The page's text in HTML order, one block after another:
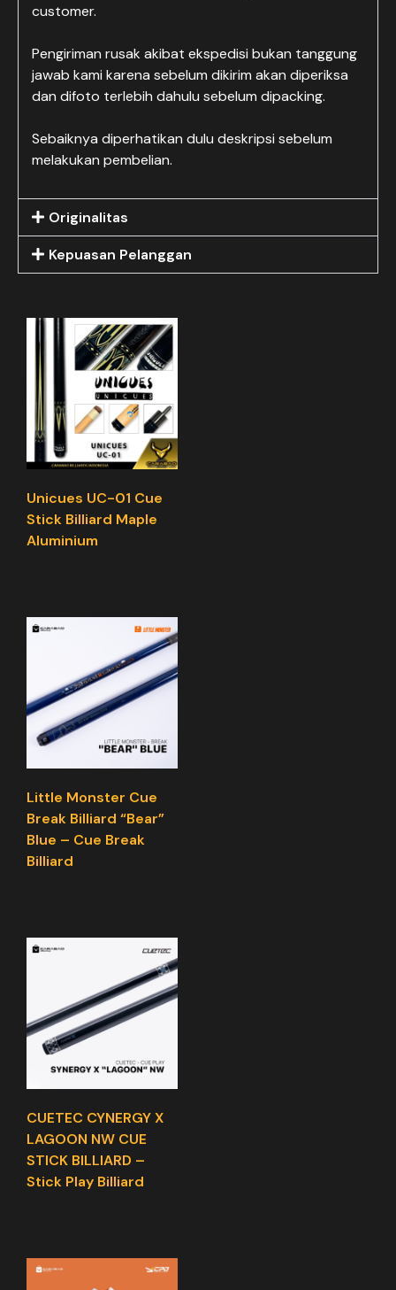
customer.
Pengiriman rusak akibat ekspedisi bukan tanggung
jawab kami karena sebelum dikirim akan diperiksa
dan difoto terlebih dahulu sebelum dipacking.
Sebaiknya diperhatikan dulu deskripsi sebelum
melakukan pembelian.
Originalitas
Kepuasan Pelanggan
Unicues UC-01 Cue
Stick Billiard Maple
Aluminium
Little Monster Cue
Break Billiard “Bear”
Blue – Cue Break
Billiard
CUETEC CYNERGY X
LAGOON NW CUE
STICK BILLIARD –
Stick Play Billiard